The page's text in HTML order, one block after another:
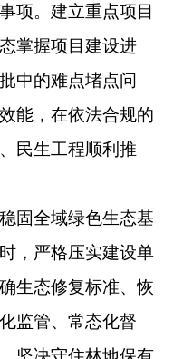
项。建立重点项目
掌握项目建设进
中的难点堵点问
能，在依法合规的
民生工程顺利推
固全域绿色生态基
，严格压实建设单
生态修复标准、恢
监管、常态化督